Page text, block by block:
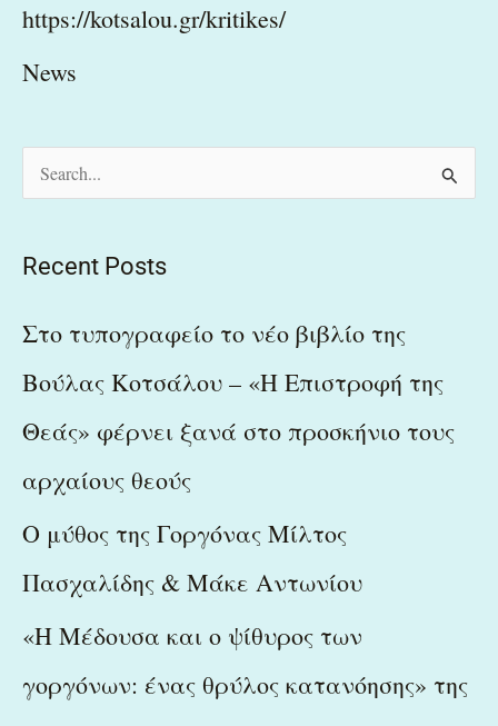
https://kotsalou.gr/kritikes/
News
c
f
o
Recent Posts
Στο τυπογραφείο το νέο βιβλίο της
Βούλας Κοτσάλου – «Η Επιστροφή της
Θεάς» φέρνει ξανά στο προσκήνιο τους
αρχαίους θεούς
Ο μύθος της Γοργόνας Μίλτος
Πασχαλίδης & Μάκε Αντωνίου
«Η Μέδουσα και ο ψίθυρος των
γοργόνων: ένας θρύλος κατανόησης» της